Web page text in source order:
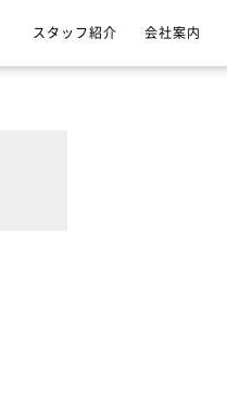
スタッフ紹介 会社案内